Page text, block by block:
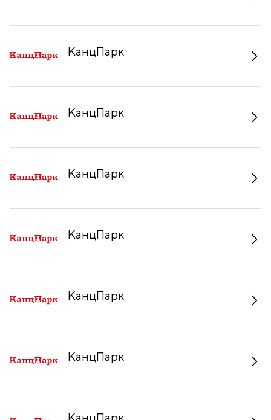
КанцПарк
КанцПарк
КанцПарк
КанцПарк
КанцПарк
КанцПарк